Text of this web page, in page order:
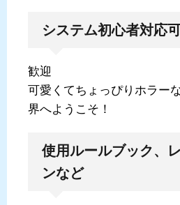
システム初心者対応
歓迎
可愛くてちょっぴりホラー
界へようこそ！
使用ルールブック、
ンなど